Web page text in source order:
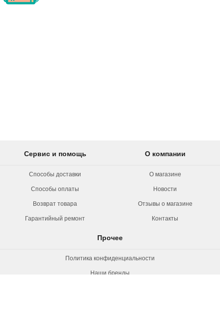
Сервис и помощь
Способы доставки
Способы оплаты
Возврат товара
Гарантийный ремонт
О компании
О магазине
Новости
Отзывы о магазине
Контакты
Прочее
Политика конфиденциальности
Наши бренды